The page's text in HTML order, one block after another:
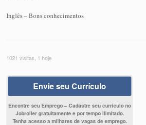
Inglês – Bons conhecimentos
1021 visitas, 1 hoje
Envie seu Currículo
Encontre seu Emprego – Cadastre seu currículo no
Jobroller gratuitamente e por tempo ilimitado.
Tenha acesso a milhares de vagas de emprego.